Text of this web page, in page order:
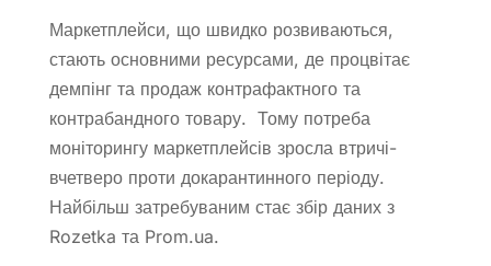
Маркетплейси, що швидко розвиваються,
стають основними ресурсами, де процвітає
демпінг та продаж контрафактного та
контрабандного товару. Тому потреба
моніторингу маркетплейсів зросла втричі-
вчетверо проти докарантинного періоду.
Найбільш затребуваним стає збір даних з
Rozetka та Prom.ua.